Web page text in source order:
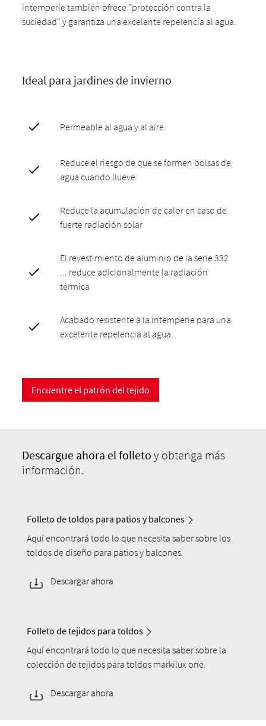
intemperie también ofrece "protección contra la
suciedad" y garantiza una excelente repelencia al agua.
Ideal para jardines de invierno
Permeable al agua y al aire
Reduce el riesgo de que se formen bolsas de
agua cuando llueve
Reduce la acumulación de calor en caso de
fuerte radiación solar
El revestimiento de aluminio de la serie 332
... reduce adicionalmente la radiación
térmica
Acabado resistente a la intemperie para una
excelente repelencia al agua.
Encuentre el patrón del tejido
Descargue ahora el folleto y obtenga más
información.
Folleto de toldos para patios y balcones
Aquí encontrará todo lo que necesita saber sobre los
toldos de diseño para patios y balcones.
Descargar ahora
Folleto de tejidos para toldos
Aquí encontrará todo lo que necesita saber sobre la
colección de tejidos para toldos markilux one.
Descargar ahora